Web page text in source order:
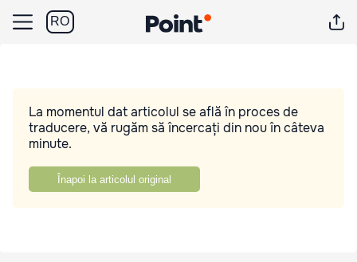
RO
La momentul dat articolul se află în proces de
traducere, vă rugăm să încercați din nou în câteva
minute.
Înapoi la articolul original